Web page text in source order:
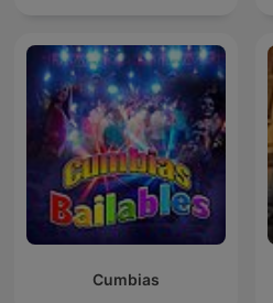
Cumbias